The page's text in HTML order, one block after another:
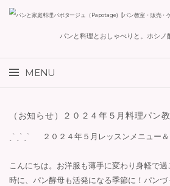
パンと料理とおしゃべりと。ホシノ
MENU
ン
テ
ツ
へ
（お知らせ）２０２４年５月料理パン
ˏˋˏˋˏˋ ２０２４年５月レッスンメニュー＆
こんにちは。お洋服も薄手に変わり身軽で
時に、パン酵母も活発になる季節に！パンづ